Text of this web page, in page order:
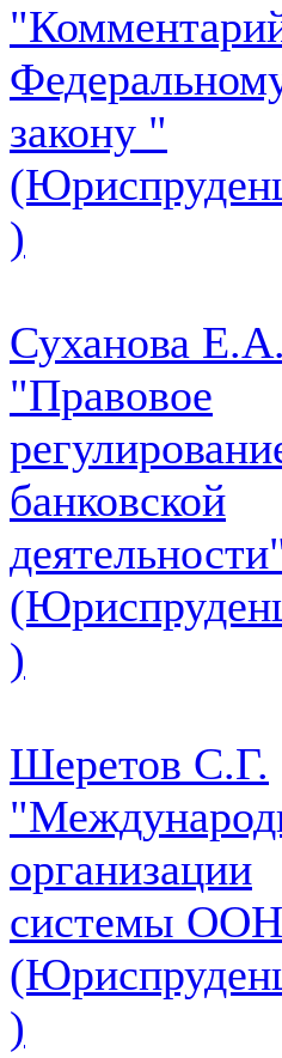
закону "
)
Суханова Е.А.
"Правовое
банковской
)
Шеретов С.Г.
организации
системы
)